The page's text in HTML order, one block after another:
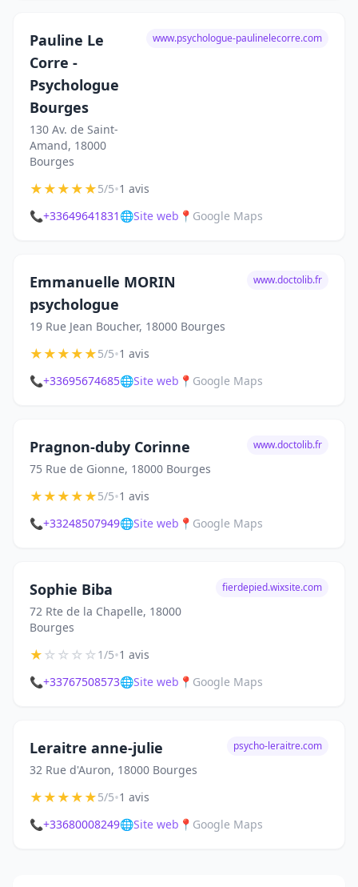
Pauline Le
Corre -
Psychologue
Bourges
130 Av. de Saint-
Amand, 18000
Bourges
www.psychologue-paulinelecorre.com
★★★★★5/5•1 avis
📞+33649641831 🌐Site web 📍 Google Maps
Emmanuelle MORIN
psychologue
19 Rue Jean Boucher, 18000 Bourges
www.doctolib.fr
★★★★★5/5•1 avis
📞+33695674685🌐Site web 📍 Google Maps
Pragnon-duby Corinne
75 Rue de Gionne, 18000 Bourges
www.doctolib.fr
★★★★★5/5•1 avis
📞+33248507949🌐Site web 📍 Google Maps
Sophie Biba
72 Rte de la Chapelle, 18000
Bourges
fierdepied.wixsite.com
★☆☆☆☆1/5•1 avis
📞+33767508573🌐Site web 📍 Google Maps
Leraitre anne-julie
32 Rue d'Auron, 18000 Bourges
psycho-leraitre.com
★★★★★5/5•1 avis
📞+33680008249🌐Site web 📍 Google Maps